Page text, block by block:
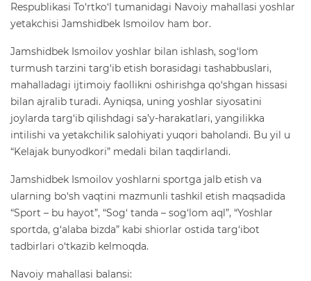
Respublikasi To‘rtko‘l tumanidagi Navoiy mahallasi yoshlar
yetakchisi Jamshidbek Ismoilov ham bor.
Jamshidbek Ismoilov yoshlar bilan ishlash, sog‘lom
turmush tarzini targ‘ib etish borasidagi tashabbuslari,
mahalladagi ijtimoiy faollikni oshirishga qo‘shgan hissasi
bilan ajralib turadi. Ayniqsa, uning yoshlar siyosatini
joylarda targ‘ib qilishdagi sa’y-harakatlari, yangilikka
intilishi va yetakchilik salohiyati yuqori baholandi. Bu yil u
“Kelajak bunyodkori” medali bilan taqdirlandi.
Jamshidbek Ismoilov yoshlarni sportga jalb etish va
ularning bo‘sh vaqtini mazmunli tashkil etish maqsadida
“Sport – bu hayot”, “Sog‘ tanda – sog‘lom aql”, “Yoshlar
sportda, g‘alaba bizda” kabi shiorlar ostida targ‘ibot
tadbirlari o‘tkazib kelmoqda.
Navoiy mahallasi balansi: